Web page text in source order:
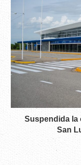
Suspendida la
San